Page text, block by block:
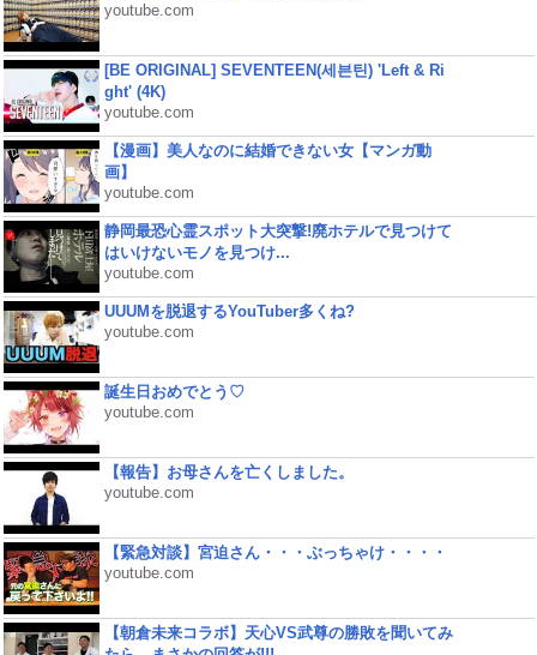
youtube.com
[BE ORIGINAL] SEVENTEEN(세븐틴) 'Left & Ri
ght' (4K)
youtube.com
【漫画】美人なのに結婚できない女【マンガ動
画】
youtube.com
静岡最恐心霊スポット大突撃!廃ホテルで見つけて
はいけないモノを見つけ...
youtube.com
UUUMを脱退するYouTuber多くね?
youtube.com
誕生日おめでとう♡
youtube.com
【報告】お母さんを亡くしました。
youtube.com
【緊急対談】宮迫さん・・・ぶっちゃけ・・・・
youtube.com
【朝倉未来コラボ】天心VS武尊の勝敗を聞いてみ